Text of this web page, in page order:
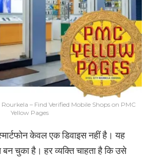
– Find Verified Mobile Shops on PMC
Yellow Pages
केवल एक डिवाइस नहीं है। यह
बन चुका है। हर व्यक्ति चाहता है कि उसे